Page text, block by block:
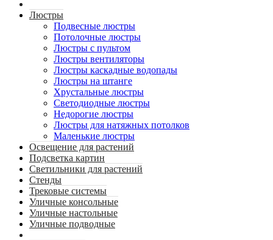
Люстры
Подвесные люстры
Потолочные люстры
Люстры с пультом
Люстры вентиляторы
Люстры каскадные водопады
Люстры на штанге
Хрустальные люстры
Светодиодные люстры
Недорогие люстры
Люстры для натяжных потолков
Маленькие люстры
Освещение для растений
Подсветка картин
Светильники для растений
Стенды
Трековые системы
Уличные консольные
Уличные настольные
Уличные подводные